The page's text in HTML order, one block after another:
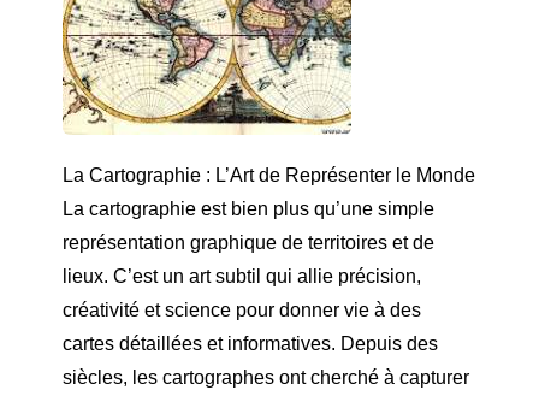
La Cartographie : L’Art de Représenter le Monde
La cartographie est bien plus qu’une simple
représentation graphique de territoires et de
lieux. C’est un art subtil qui allie précision,
créativité et science pour donner vie à des
cartes détaillées et informatives. Depuis des
siècles, les cartographes ont cherché à capturer